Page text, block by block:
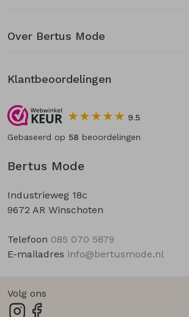
Bertus Mode
Industrieweg 18c
9672 AR Winschoten
Telefoon 085 070 5879
E-mailadres info@bertusmode.nl
Over Bertus Mode
Klantbeoordelingen
9.5
Gebaseerd op 58 beoordelingen
Volg ons